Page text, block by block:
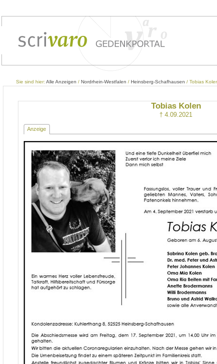
Sie sind hier: Alle Anzeigen / Nordrhein-Westfalen / Heinsberg-Schafhausen / Tobias
Tobias Kolen
† 4.09.2021
Anzeige